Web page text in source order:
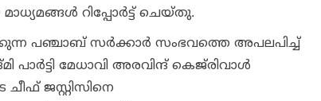
മാധ്യമങ്ങള്‍ റിപ്പോര്‍ട്ട് ചെയ്തു.
പഞ്ചാബ് സര്‍ക്കാര്‍ സംഭവത്തെ അപലപിച്ച്
മേധാവി അരവിന്ദ് കെജ്‌രിവാള്‍
ജസ്റ്റിസിനെ